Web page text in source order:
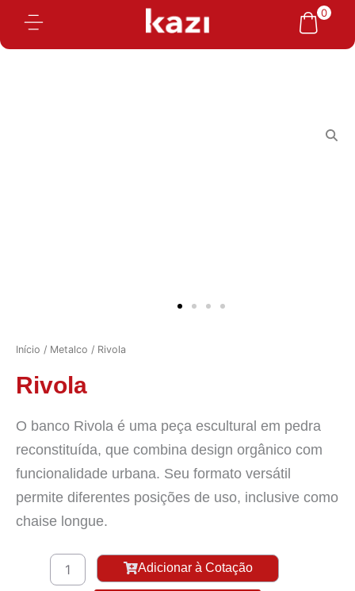
o
0
Início / Metalco / Rivola
Rivola
O banco Rivola é uma peça escultural em pedra
reconstituída, que combina design orgânico com
funcionalidade urbana. Seu formato versátil
permite diferentes posições de uso, inclusive como
chaise longue.
Rivola
quantidade
Adicionar à Cotação